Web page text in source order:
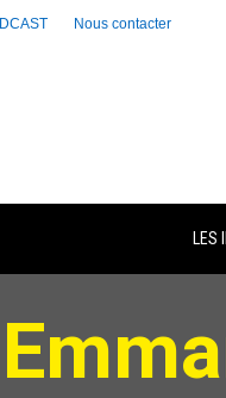
LES
Nous contacter